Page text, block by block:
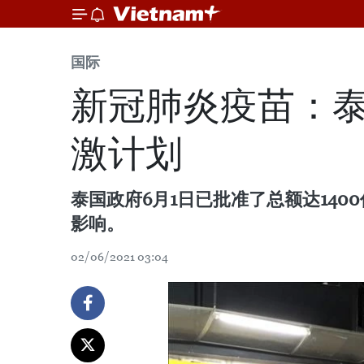
国际
新冠肺炎疫苗：
激计划
泰国政府6月1日已批准了总额达
影响。
02/06/2021 03:04